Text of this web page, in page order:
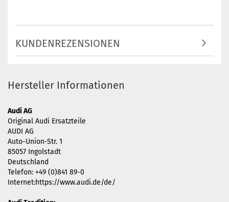
KUNDENREZENSIONEN
Hersteller Informationen
Audi AG
Original Audi Ersatzteile
AUDI AG
Auto-Union-Str. 1
85057 Ingolstadt
Deutschland
Telefon: +49 (0)841 89-0
Internet:https://www.audi.de/de/